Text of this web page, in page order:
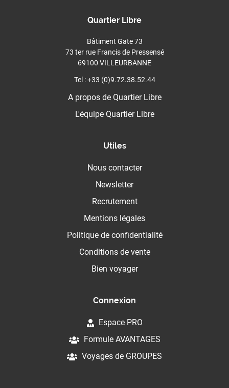
Quartier Libre
Bâtiment Gate 73
73 ter rue Francis de Pressensé
69100 VILLEURBANNE
Tel : +33 (0)9.72.38.52.44
A propos de Quartier Libre
L'équipe Quartier Libre
Utiles
Nous contacter
Newsletter
Recrutement
Mentions légales
Politique de confidentialité
Conditions de vente
Bien voyager
Connexion
Espace PRO
Formule AVANTAGES
Voyages de GROUPES